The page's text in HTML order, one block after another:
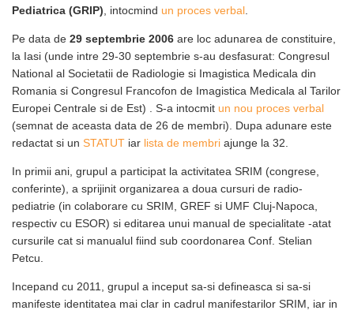
Pediatrica (GRIP) , intocmind un proces verbal
Pe data de 29 septembrie 2006 are loc adunarea de constituire,
la Iasi (unde intre 29-30 septembrie s-au desfasurat: Congresul
National al Societatii de Radiologie si Imagistica Medicala din
Romania si Congresul Francofon de Imagistica Medicala al Tarilor
Europei Centrale si de Est) . S-a intocmit un nou proces verbal
(semnat de aceasta data de 26 de membri). Dupa adunare este
redactat si un STATUT iar lista de membri ajunge la 32.
In primii ani, grupul a participat la activitatea SRIM (congrese,
conferinte), a sprijinit organizarea a doua cursuri de radio-
pediatrie (in colaborare cu SRIM, GREF si UMF Cluj-Napoca,
respectiv cu ESOR) si editarea unui manual de specialitate -atat
cursurile cat si manualul fiind sub coordonarea Conf. Stelian
Petcu.
Incepand cu 2011, grupul a inceput sa-si defineasca si sa-si
manifeste identitatea mai clar in cadrul manifestarilor SRIM, iar in